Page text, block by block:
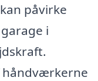
påvirke
i
håndværkerne